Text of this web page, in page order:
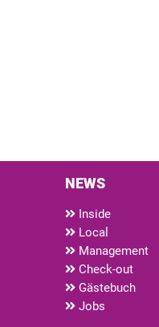
NEWS
Inside
Local
Management
Check-out
Gästebuch
Jobs